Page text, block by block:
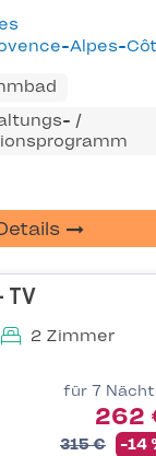
/
TV
2 Zimmer
für 7
262
315 € -14